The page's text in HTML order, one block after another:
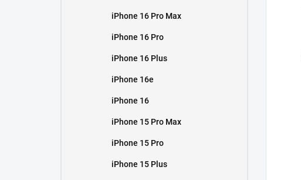
iPhone 16 Pro Max
iPhone 16 Pro
iPhone 16 Plus
iPhone 16e
iPhone 16
iPhone 15 Pro Max
iPhone 15 Pro
iPhone 15 Plus